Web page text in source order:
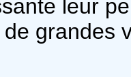
leur
grandes